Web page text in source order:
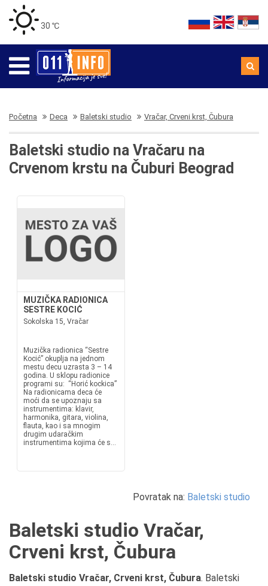
30 ℃
Početna Deca Baletski studio Vračar, Crveni krst, Čubura
Baletski studio na Vračaru na
Crvenom krstu na Čuburi Beograd
MUZIČKA RADIONICA
SESTRE KOCIĆ
Sokolska 15, Vračar
Muzička radionica “Sestre
Kocić” okuplja na jednom
mestu decu uzrasta 3 – 14
godina. U sklopu radionice
programi su: “Horić kockica”
Na radionicama deca će
moći da se upoznaju sa
instrumentima: klavir,
harmonika, gitara, violina,
flauta, kao i sa mnogim
drugim udaračkim
instrumentima kojima će s...
Povratak na: Baletski studio
Baletski studio Vračar,
Crveni krst, Čubura
Baletski studio Vračar, Crveni krst, Čubura. Baletski